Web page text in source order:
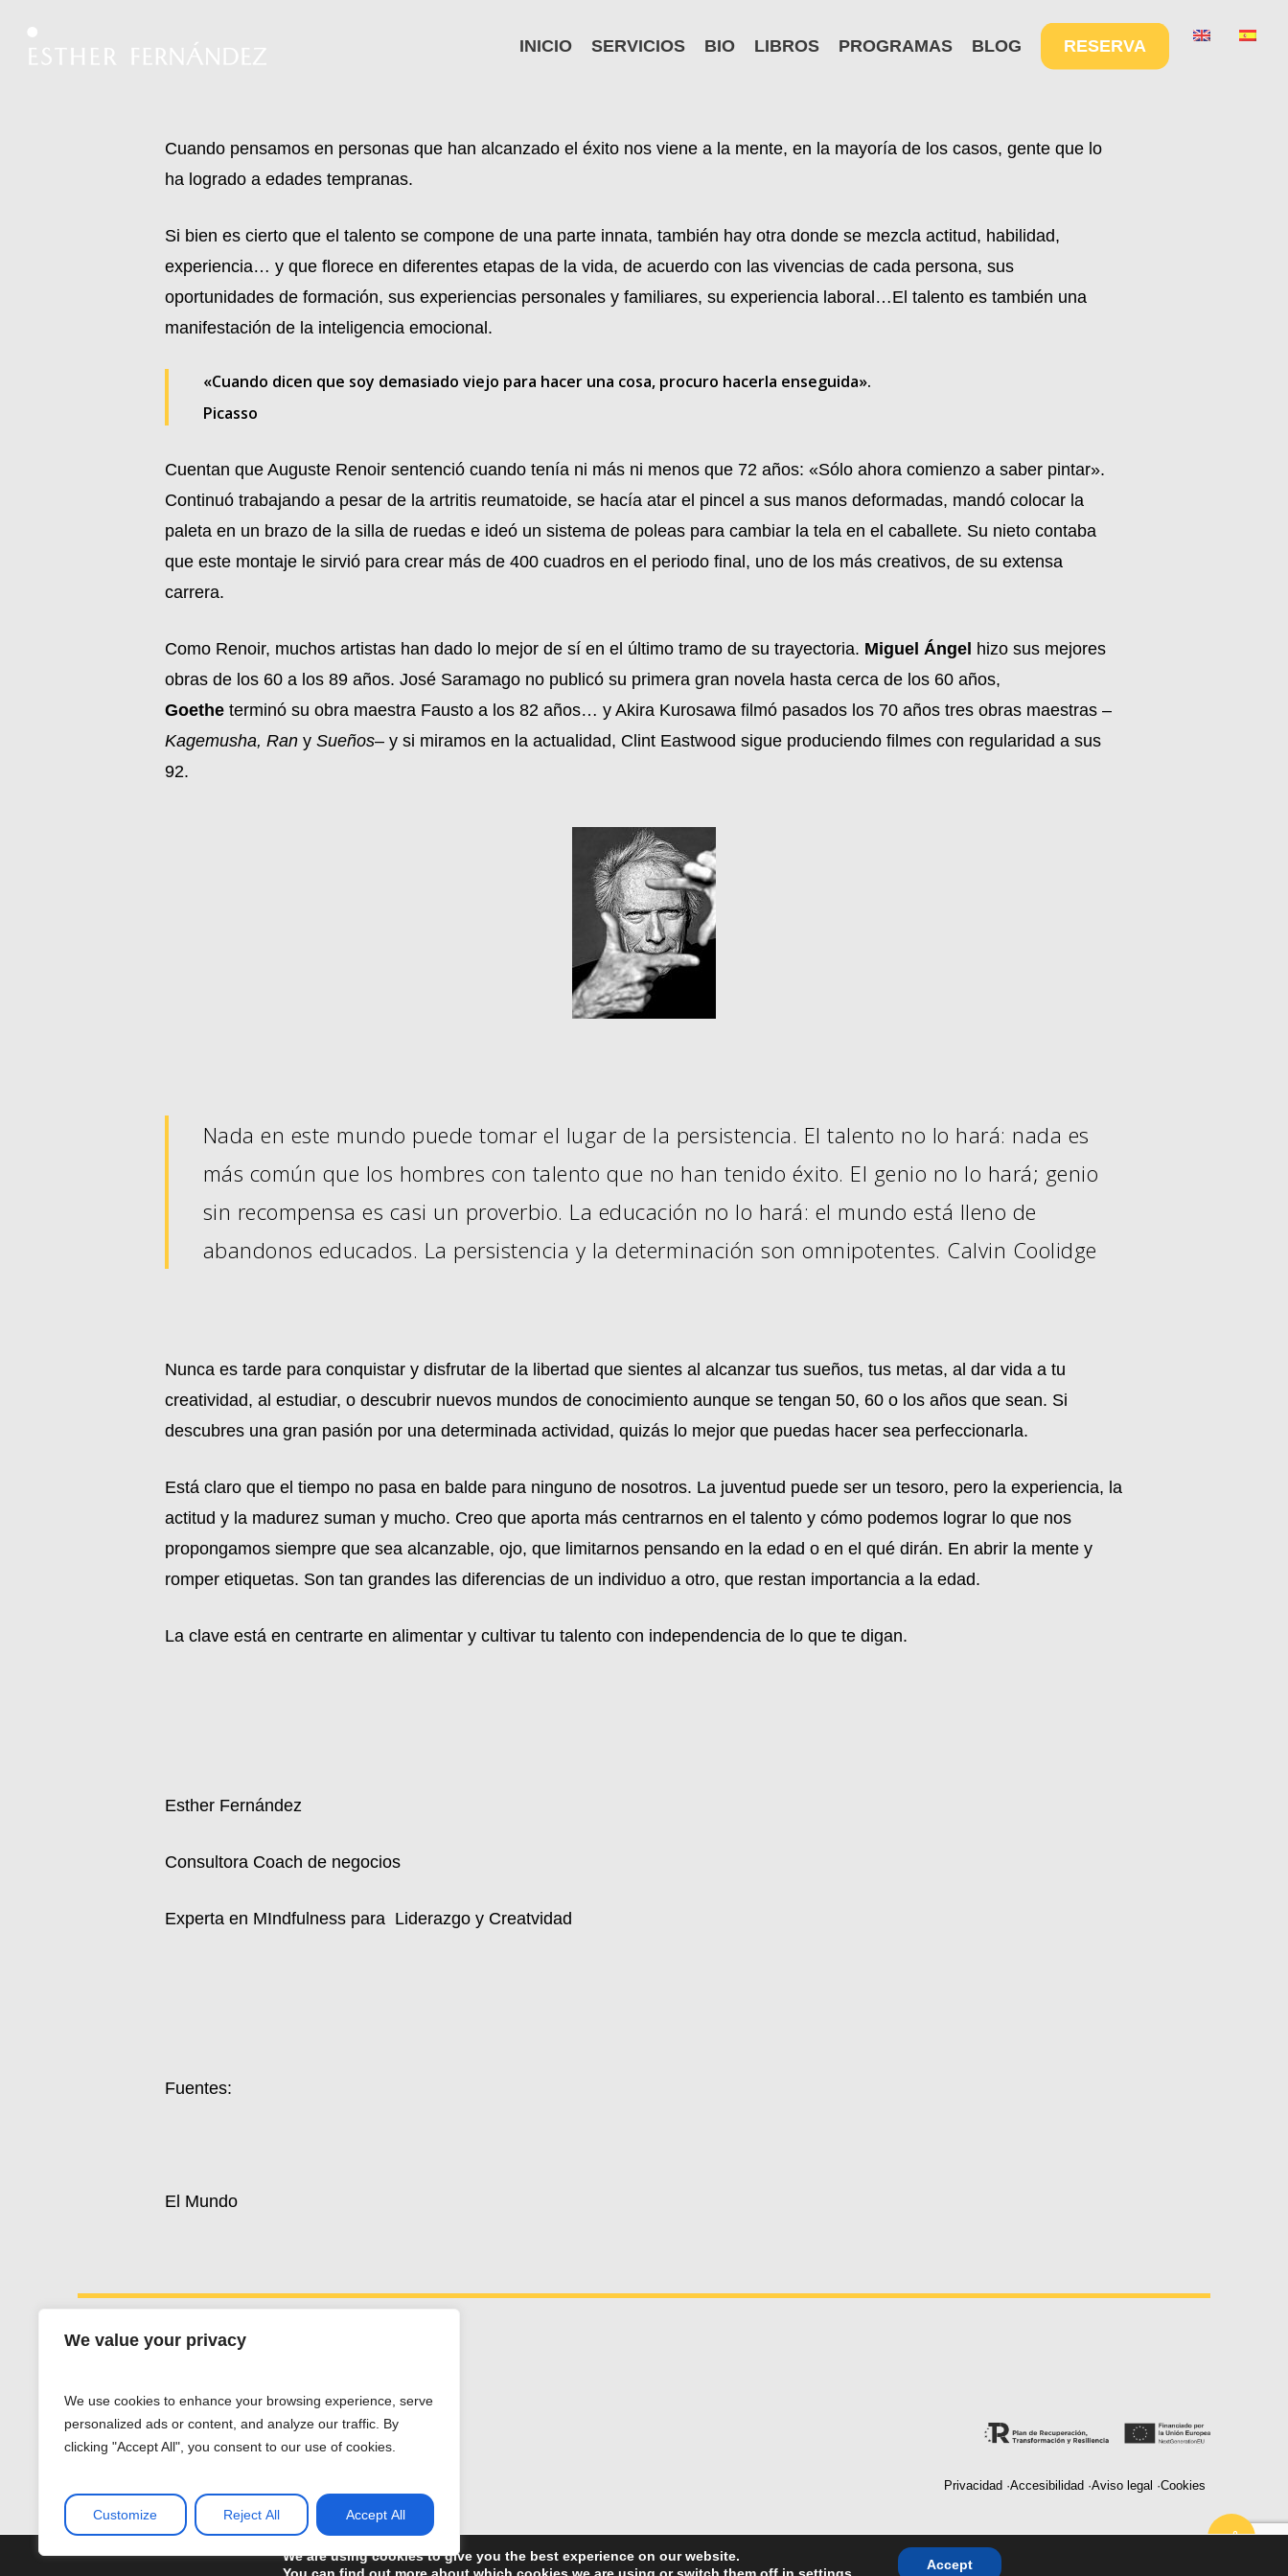
We value your privacy
We use cookies to enhance your browsing experience, serve
personalized ads or content, and analyze our traffic. By
clicking "Accept All", you consent to our use of cookies.
Customize Reject All Accept All
INICIO SERVICIOS BIO LIBROS PROGRAMAS BLOG RESERVA
Cuando pensamos en personas que han alcanzado el éxito nos viene a la mente, en la mayoría de los casos, gente que lo
ha logrado a edades tempranas.
Si bien es cierto que el talento se compone de una parte innata, también hay otra donde se mezcla actitud, habilidad,
experiencia… y que florece en diferentes etapas de la vida, de acuerdo con las vivencias de cada persona, sus
oportunidades de formación, sus experiencias personales y familiares, su experiencia laboral…El talento es también una
manifestación de la inteligencia emocional.
«Cuando dicen que soy demasiado viejo para hacer una cosa, procuro hacerla enseguida».
Picasso
Cuentan que Auguste Renoir sentenció cuando tenía ni más ni menos que 72 años: «Sólo ahora comienzo a saber pintar».
Continuó trabajando a pesar de la artritis reumatoide, se hacía atar el pincel a sus manos deformadas, mandó colocar la
paleta en un brazo de la silla de ruedas e ideó un sistema de poleas para cambiar la tela en el caballete. Su nieto contaba
que este montaje le sirvió para crear más de 400 cuadros en el periodo final, uno de los más creativos, de su extensa
carrera.
Como Renoir, muchos artistas han dado lo mejor de sí en el último tramo de su trayectoria. Miguel Ángel hizo sus mejores
obras de los 60 a los 89 años. José Saramago no publicó su primera gran novela hasta cerca de los 60 años,
Goethe terminó su obra maestra Fausto a los 82 años… y Akira Kurosawa filmó pasados los 70 años tres obras maestras –
Kagemusha, Ran y Sueños– y si miramos en la actualidad, Clint Eastwood sigue produciendo filmes con regularidad a sus
92.
Nada en este mundo puede tomar el lugar de la persistencia. El talento no lo hará: nada es
más común que los hombres con talento que no han tenido éxito. El genio no lo hará; genio
sin recompensa es casi un proverbio. La educación no lo hará: el mundo está lleno de
abandonos educados. La persistencia y la determinación son omnipotentes. Calvin Coolidge
Nunca es tarde para conquistar y disfrutar de la libertad que sientes al alcanzar tus sueños, tus metas, al dar vida a tu
creatividad, al estudiar, o descubrir nuevos mundos de conocimiento aunque se tengan 50, 60 o los años que sean. Si
descubres una gran pasión por una determinada actividad, quizás lo mejor que puedas hacer sea perfeccionarla.
Está claro que el tiempo no pasa en balde para ninguno de nosotros. La juventud puede ser un tesoro, pero la experiencia, la
actitud y la madurez suman y mucho. Creo que aporta más centrarnos en el talento y cómo podemos lograr lo que nos
propongamos siempre que sea alcanzable, ojo, que limitarnos pensando en la edad o en el qué dirán. En abrir la mente y
romper etiquetas. Son tan grandes las diferencias de un individuo a otro, que restan importancia a la edad.
La clave está en centrarte en alimentar y cultivar tu talento con independencia de lo que te digan.
Esther Fernández
Consultora Coach de negocios
Experta en MIndfulness para Liderazgo y Creatvidad
Fuentes:
El Mundo
+34 607 662 203
esther@estherfdez.es
Privacidad ·Accesibilidad ·Aviso legal ·Cookies
DESIGNED BY OUTSIDERS ESTHER FERNÁNDEZ
We are using cookies to give you the best experience on our website.
Accept